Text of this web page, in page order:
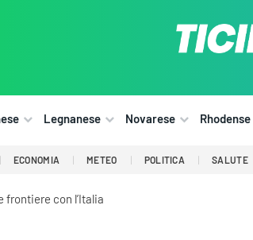
Legnanese Novarese Rhodense
ECONOMIA METEO POLITICA SALUTE
frontiere con l’Italia